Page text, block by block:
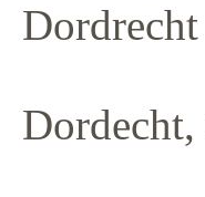
Dordrecht